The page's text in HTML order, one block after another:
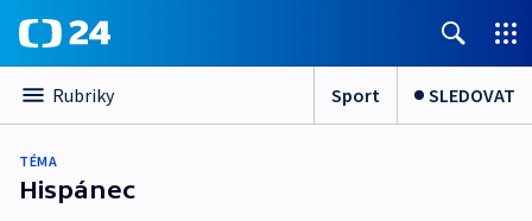
Rubriky Sport SLEDOVAT
TÉMA
Hispánec